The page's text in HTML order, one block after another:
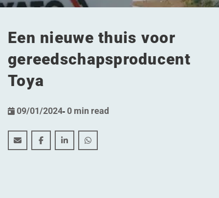
Een nieuwe thuis voor
gereedschapsproducent
Toya
09/01/2024- 0 min read
Een nieuwe thuis voor gereedschapsproducent Toya
Een nieuwe thuis voor gereedschapsproducent
Een nieuwe thuis voor
Een nieuwe thuis voor